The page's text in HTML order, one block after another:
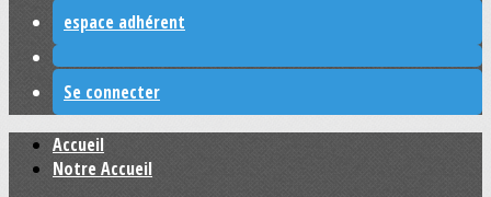
espace adhérent
Se connecter
Accueil
Notre Accueil